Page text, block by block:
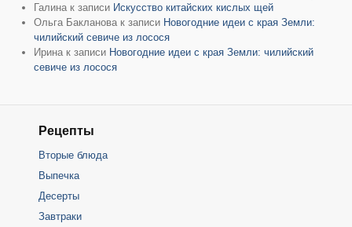
Галина к записи Искусство китайских кислых щей
Ольга Бакланова к записи Новогодние идеи с края Земли:
чилийский севиче из лосося
Ирина к записи Новогодние идеи с края Земли: чилийский
севиче из лосося
Рецепты
Вторые блюда
Выпечка
Десерты
Завтраки